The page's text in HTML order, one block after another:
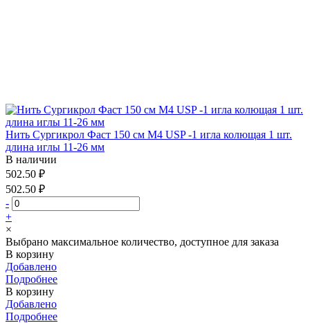
Нить Сургикрол Фаст 150 см М4 USP -1 игла колющая 1 шт.
длина иглы 11-26 мм
В наличии
502.50 ₽
502.50 ₽
-
+
×
Выбрано максимальное количество, доступное для заказа
В корзину
Добавлено
Подробнее
В корзину
Добавлено
Подробнее